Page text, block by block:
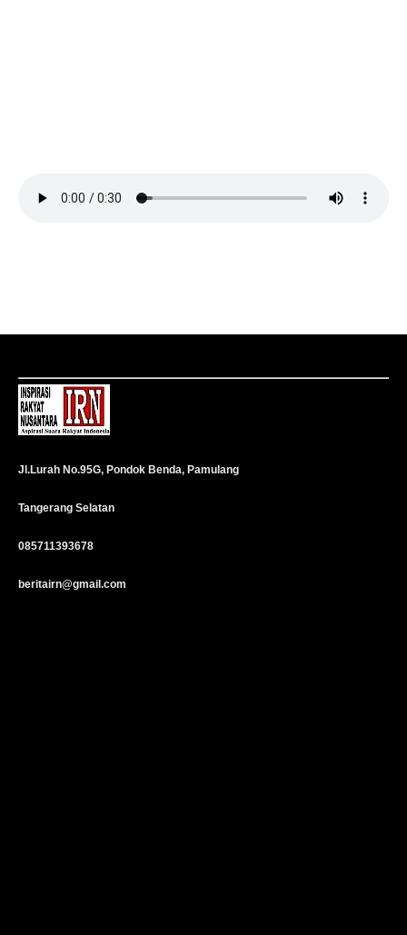
Jl.Lurah No.95G, Pondok Benda, Pamulang
Tangerang Selatan
085711393678
beritairn@gmail.com